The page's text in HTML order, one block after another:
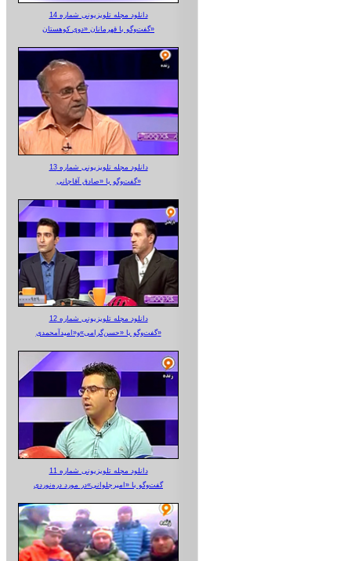
دانلود مجله تلویزیونی شماره 14
گفت‌وگو با قهرمانان «دوی کوهستان»
دانلود مجله تلویزیونی شماره 13
گفت‌وگو با «صادق آقاجانی»
دانلود مجله تلویزیونی شماره 12
گفت‌وگو با «حسن‌گرامی»و«امیدآمحمدی»
دانلود مجله تلویزیونی شماره 11
گفت‌وگو با «امیرجلوانی»در مورد دره‌نوردی